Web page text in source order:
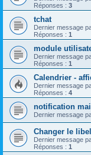
Réponses : 3
tchat
Dernier message
Réponses : 1
module
Dernier message
Réponses : 1
Calendrier -
Dernier message
Réponses : 4
notification
Dernier message
Changer le
Dernier message
Réponses : 1